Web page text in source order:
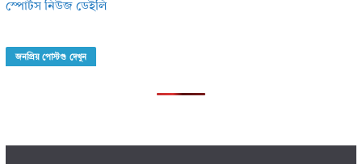
স্পোর্টস নিউজ ডেইলি
জনপ্রিয় পোস্টগু দেখুন